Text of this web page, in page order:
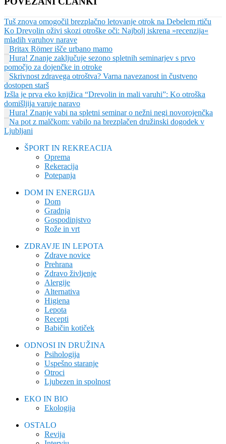
Tuš znova omogočil brezplačno letovanje otrok na Debelem rtiču
Ko Drevolin oživi skozi otroške oči: Najbolj iskrena »recenzija«
mladih varuhov narave
Britax Römer išče urbano mamo
Hura! Znanje zaključuje sezono spletnih seminarjev s prvo
pomočjo za dojenčke in otroke
Skrivnost zdravega otroštva? Varna navezanost in čustveno
dostopen starš
Izšla je prva eko knjižica “Drevolin in mali varuhi”: Ko otroška
domišljija varuje naravo
Hura! Znanje vabi na spletni seminar o nežni negi novorojenčka
Na pot z malčkom: vabilo na brezplačen družinski dogodek v
Ljubljani
ŠPORT IN REKREACIJA
Oprema
Rekeracija
Potepanja
DOM IN ENERGIJA
Dom
Gradnja
Gospodinjstvo
Rože in vrt
ZDRAVJE IN LEPOTA
Zdrave novice
Prehrana
Zdravo življenje
Alergije
Alternativa
Higiena
Lepota
Recepti
Babičin kotiček
ODNOSI IN DRUŽINA
Psihologija
Uspešno staranje
Otroci
Ljubezen in spolnost
EKO IN BIO
Ekologija
OSTALO
Revija